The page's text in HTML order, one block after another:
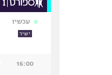
עכשיו
ישיר
16:00